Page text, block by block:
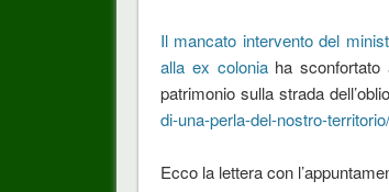
Il mancato intervento del
alla ex coloniaha sconfortato
patrimonio sulla strada
di-una-perla-del-nostro-
Ecco la lettera con